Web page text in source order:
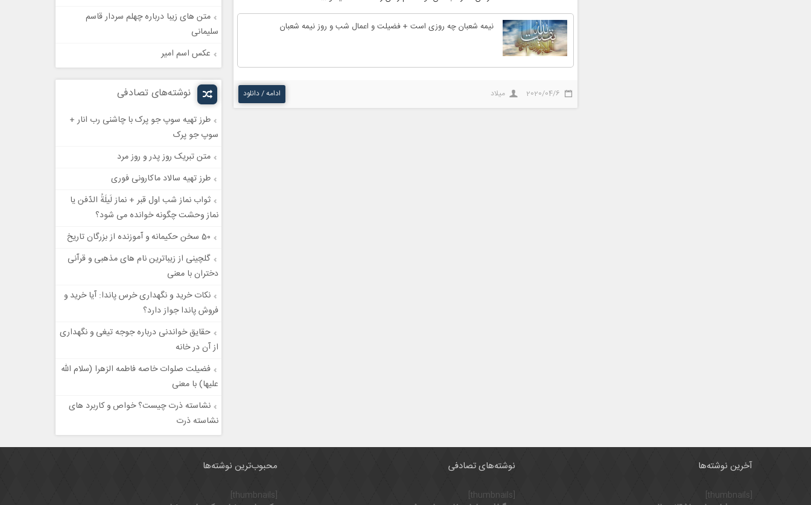
نیمه شعبان چه روزی است + فضیلت و اعمال شب و روز نیمه شعبان
2020/04/6 میلاد ادامه / دانلود
متن های زیبا درباره چهلم سردار قاسم
سلیمانی
عکس اسم امیر
نوشته‌های تصادفی
طرز تهیه سوپ جو پرک با چاشنی رب انار +
سوپ جو پرک
متن تبریک روز پدر و روز مرد
طرز تهیه سالاد ماکارونی فوری
ثواب نماز شب اول قبر + نماز لَیلَةُ الدّفن یا
نماز وحشت چگونه خوانده می شود؟
50 سخن حکیمانه و آموزنده از بزرگان تاریخ
گلچینی از زیباترین نام های مذهبی و قرآنی
دختران با معنی
نکات خرید و نگهداری خرس پاندا: آیا خرید و
فروش پاندا جواز دارد؟
حقایق خواندنی درباره جوجه تیغی و نگهداری
از آن در خانه
فضیلت صلوات خاصه فاطمه الزهرا (سلام الله
علیها) با معنی
نشاسته ذرت چیست؟ خواص و کاربرد های
نشاسته ذرت
آخرین نوشته‌ها نوشته‌های تصادفی
[thumbnails]
محبوب‌ترین نوشته‌ها
[thumbnails]